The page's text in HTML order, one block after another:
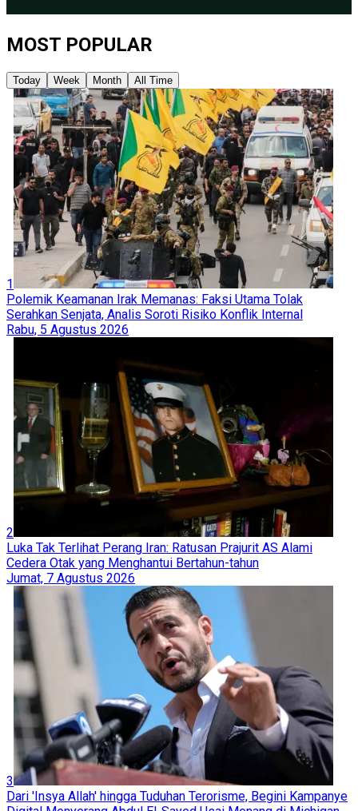
MOST POPULAR
Today Week Month All Time
1
Polemik Keamanan Irak Memanas: Faksi Utama Tolak
Serahkan Senjata, Analis Soroti Risiko Konflik Internal
Rabu, 5 Agustus 2026
2
Luka Tak Terlihat Perang Iran: Ratusan Prajurit AS Alami
Cedera Otak yang Menghantui Bertahun-tahun
Jumat, 7 Agustus 2026
3
Dari 'Insya Allah' hingga Tuduhan Terorisme, Begini Kampanye